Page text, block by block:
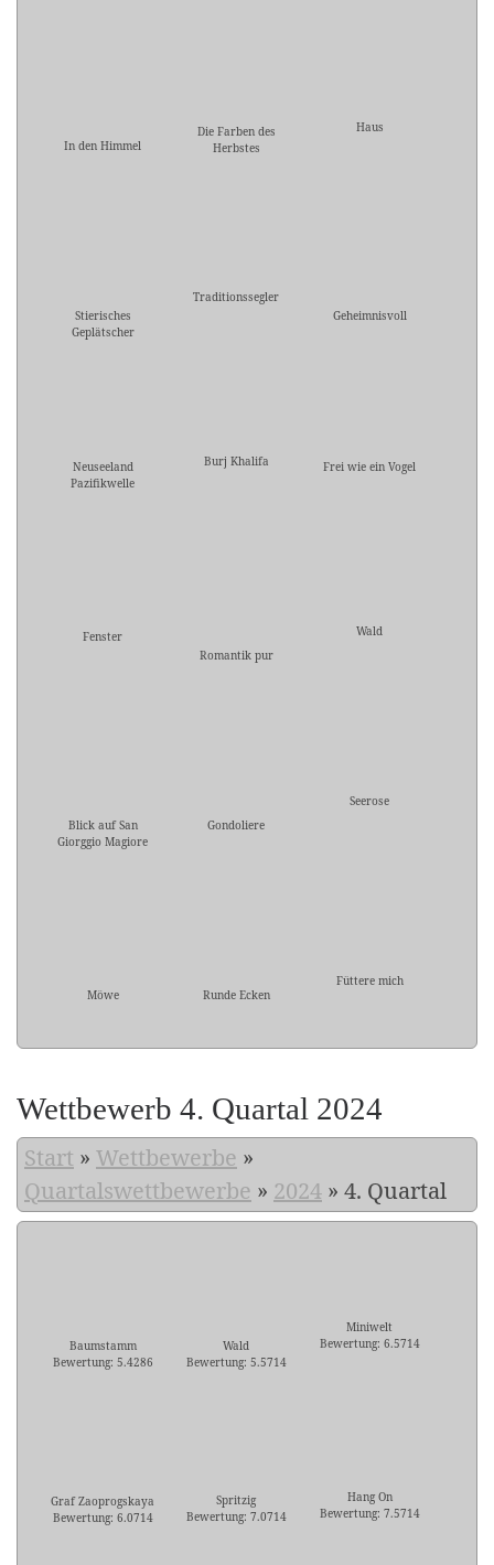
In den Himmel
Die Farben des
Herbstes
Haus
Stierisches
Geplätscher
Traditionssegler
Geheimnisvoll
Neuseeland
Pazifikwelle
Burj Khalifa Frei wie ein Vogel
Fenster
Romantik pur
Wald
Blick auf San
Giorggio Magiore
Gondoliere
Seerose
Möwe Runde Ecken
Füttere mich
Wettbewerb 4. Quartal 2024
Start » Wettbewerbe »
Quartalswettbewerbe » 2024 » 4. Quartal
Baumstamm
Bewertung: 5.4286
Wald
Bewertung: 5.5714
Miniwelt
Bewertung: 6.5714
Graf Zaoprogskaya
Bewertung: 6.0714
Spritzig
Bewertung: 7.0714
Hang On
Bewertung: 7.5714